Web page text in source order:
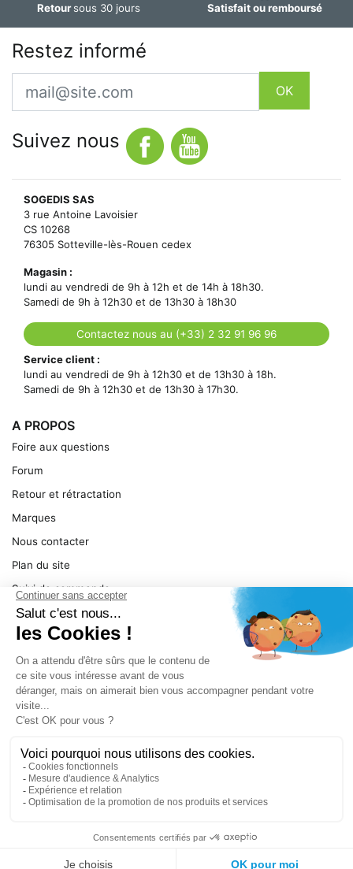
Retoursous 30 jours Satisfait ou remboursé
Restez informé
Email
OK
Suivez nous
SOGEDIS SAS
3 rue Antoine Lavoisier
CS 10268
76305 Sotteville-lès-Rouen cedex
Magasin :
lundi au vendredi de 9h à 12h et de 14h à 18h30.
Samedi de 9h à 12h30 et de 13h30 à 18h30
Contactez nous au (+33) 2 32 91 96 96
Service client :
lundi au vendredi de 9h à 12h30 et de 13h30 à 18h.
Samedi de 9h à 12h30 et de 13h30 à 17h30.
A PROPOS
Foire aux questions
Forum
Retour et rétractation
Marques
Nous contacter
Plan du site
Suivi de commande
Ma facture
Mentions légales
Conditions générales
SERVICE
Pièces détachées
Dépannage
Le magasin